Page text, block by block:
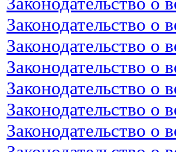
Законодательство о
Законодательство о
Законодательство о
Законодательство о
Законодательство о
Законодательство о